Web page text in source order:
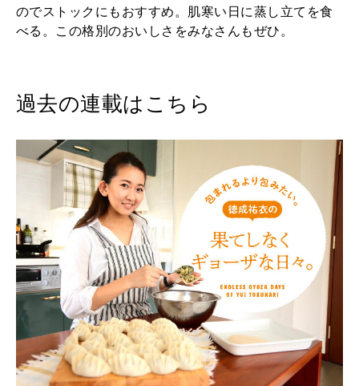
のでストックにもおすすめ。肌寒い日に蒸し立てを食
べる。この格別のおいしさをみなさんもぜひ。
過去の連載はこちら